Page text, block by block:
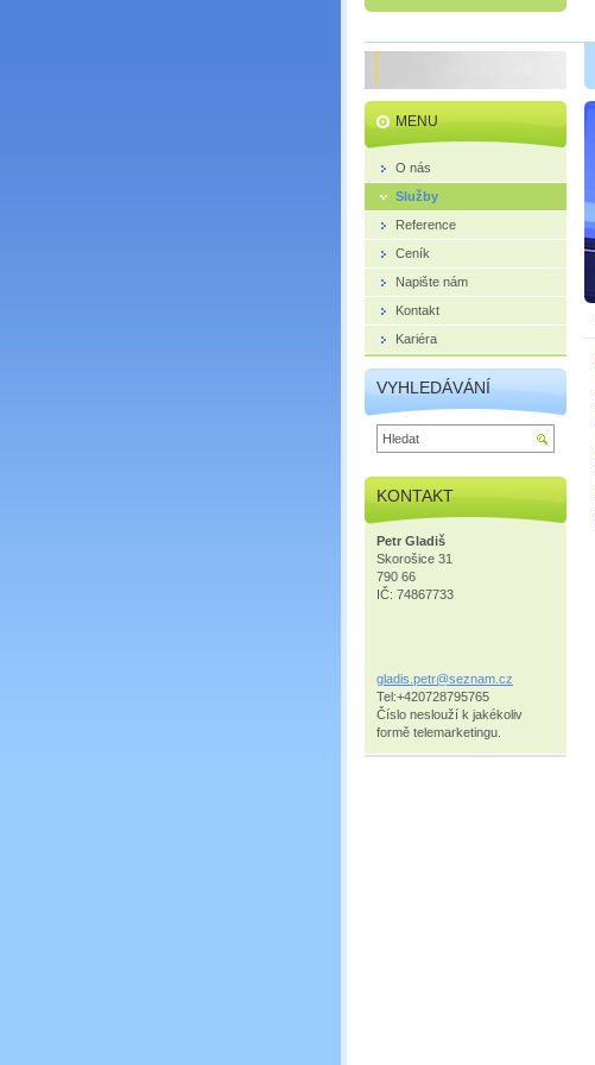
MENU
O nás
Služby
Reference
Ceník
Napište nám
Kontakt
Kariéra
VYHLEDÁVÁNÍ
KONTAKT
Petr Gladiš
Skorošice 31
790 66
IČ: 74867733
gladis.petr@seznam.cz
Tel:+420728795765
Číslo neslouží k jakékoliv
formě telemarketingu.